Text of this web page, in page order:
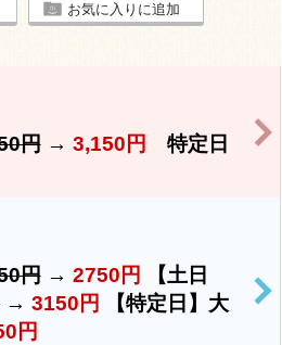
お気に入りに追加
円→ 3,150円
特定日
円→ 2750円
【土日
→ 3150円
【特定日】大
円
>